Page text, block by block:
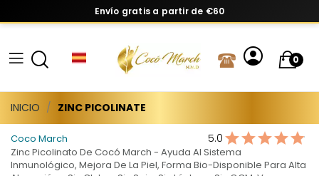
Envío gratis a partir de €60
0
INICIO ZINC PICOLINATE
Coco March 5.0
Zinc Picolinato De Cocó March - Ayuda Al Sistema
Inmunológico, Mejora De La Piel, Forma Bio-Disponible Para Alta